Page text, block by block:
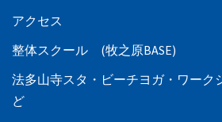
アクセス
整体スクール (牧之原BASE)
法多山寺スタ・ビーチヨガ・ワーク
ど